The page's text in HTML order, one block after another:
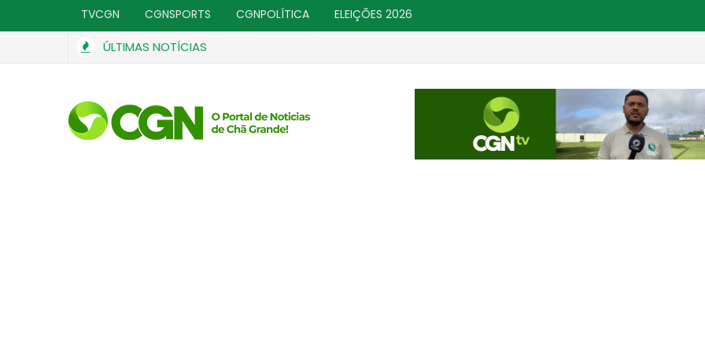
TVCGN CGNSPORTS CGNPOLÍTICA ELEIÇÕES 2026
ÚLTIMAS NOTÍCIAS